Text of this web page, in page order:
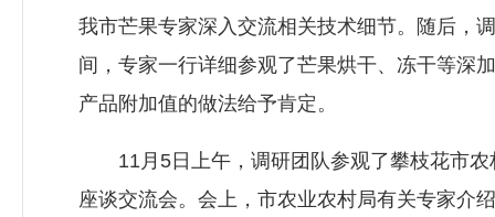
我市芒果专家深入交流相关技术细节。随后，
间，专家一行详细参观了芒果烘干、冻干等深
产品附加值的做法给予肯定。
11月5日上午，调研团队参观了攀枝花市农
座谈交流会。会上，市农业农村局有关专家介